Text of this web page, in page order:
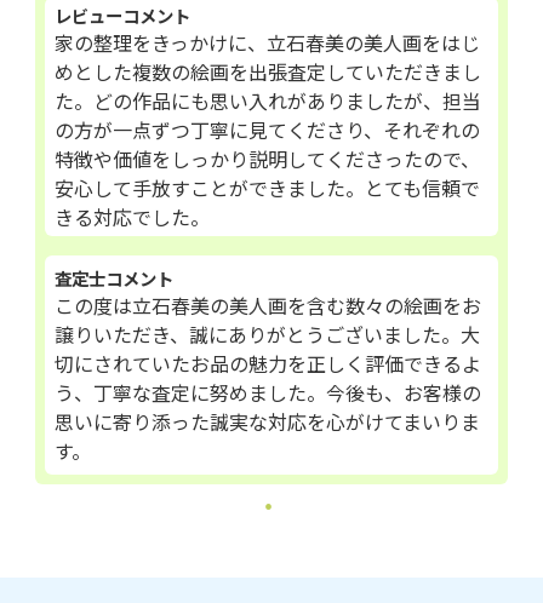
レビューコメント
家の整理をきっかけに、立石春美の美人画をはじ
めとした複数の絵画を出張査定していただきまし
た。どの作品にも思い入れがありましたが、担当
の方が一点ずつ丁寧に見てくださり、それぞれの
特徴や価値をしっかり説明してくださったので、
安心して手放すことができました。とても信頼で
きる対応でした。
査定士コメント
この度は立石春美の美人画を含む数々の絵画をお
譲りいただき、誠にありがとうございました。大
切にされていたお品の魅力を正しく評価できるよ
う、丁寧な査定に努めました。今後も、お客様の
思いに寄り添った誠実な対応を心がけてまいりま
す。